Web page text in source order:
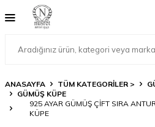
ANASAYFA TÜM KATEGORİLER >
GÜMÜŞ KÜPE
925 AYAR GÜMÜŞ ÇIFT SIRA
KÜPE